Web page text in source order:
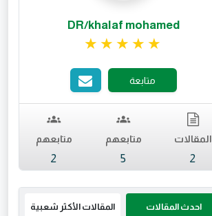
DR/khalaf mohamed
تقييم 4.83 من 5.
متابعة
المقالات
2
متابعهم
5
متابعهم
2
احدث المقالات المقالات الأكثر شعبية